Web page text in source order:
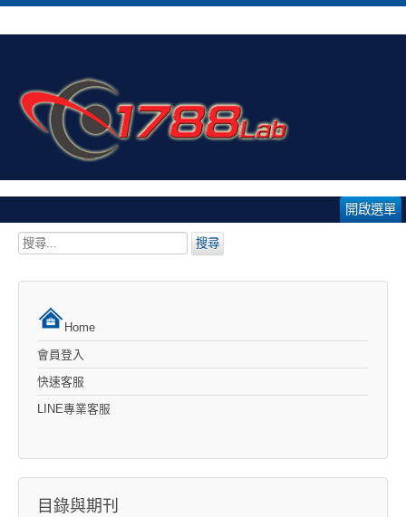
開啟選單
搜
搜尋
Home
會員登入
快速客服
LINE專業客服
目錄與期刊